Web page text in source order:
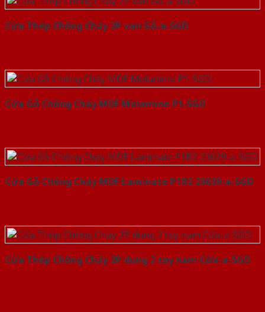
Cửa Thép Chống Cháy 2P van Gỗ-a-SGD
Cửa Gỗ Chống Cháy MDF Melamine P1-SGD
Cửa Gỗ Chống Cháy MDF Laminate P1R2 23029-a-SGD
Cửa Thép Chống Cháy 2P dung 2 tay nam Cửa-a-SGD